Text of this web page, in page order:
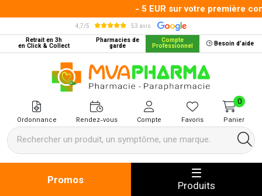
- 5 EUR sur votre première
4,7/5
53 avis
Retrait en 3h
en Click & Collect
Pharmacies de
garde
Compte
Professionnel Besoin d’aide
MVA Pharma Votre pharmacie
Ordonnance Rendez-vous Compte Favoris Panier
0
Promos Produits